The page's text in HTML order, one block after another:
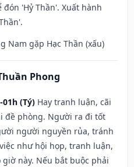
'Hỷ Thần'. Xuất hành
Nam gặp Hạc Thần (xấu)
Phong
(Tý) Hay tranh luận, cãi
đề phòng. Người ra đi tốt
người nguyền rủa, tránh
như hội họp, tranh luận,
này. Nếu bắt buộc phải